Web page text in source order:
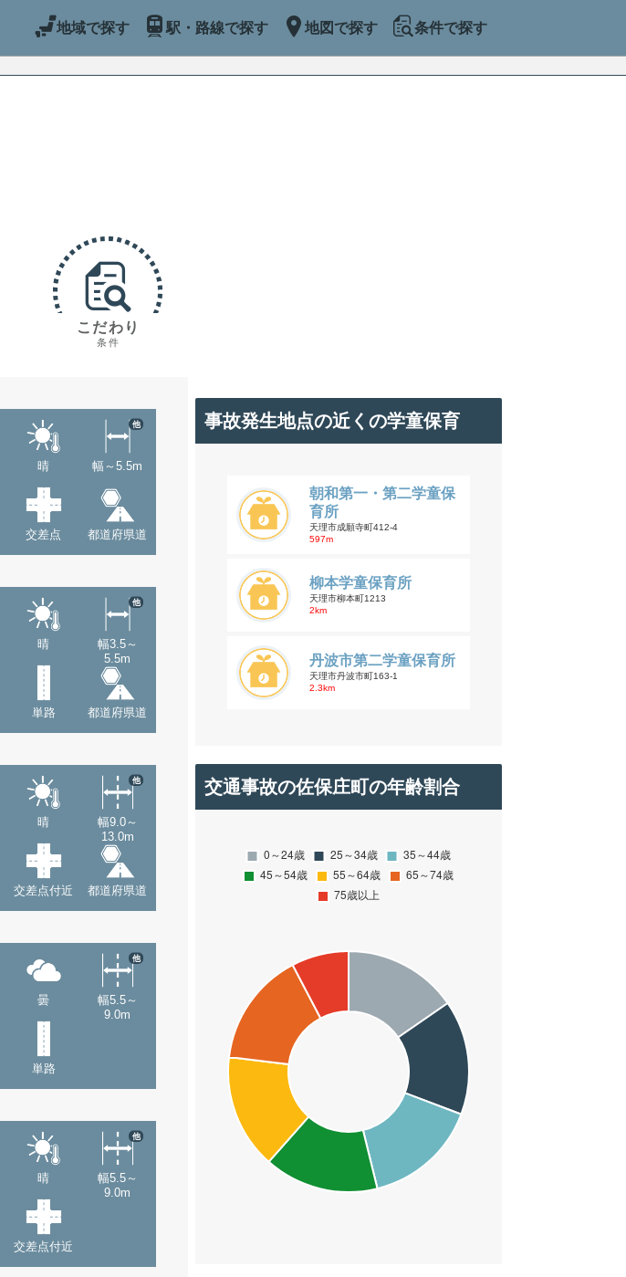
地域で探す 駅・路線で探す 地図で探す 条件で探す
こだわり
条件
晴 幅～5.5m
他
交差点 都道府県道
晴
幅3.5～
5.5m
他
単路 都道府県道
晴
幅9.0～
13.0m
他
交差点付近 都道府県道
曇
幅5.5～
9.0m
他
単路
晴
幅5.5～
9.0m
他
交差点付近
事故発生地点の近くの学童保育
朝和第一・第二学童保
育所
天理市成願寺町412-4
597m
柳本学童保育所
天理市柳本町1213
2km
丹波市第二学童保育所
天理市丹波市町163-1
2.3km
交通事故の佐保庄町の年齢割合